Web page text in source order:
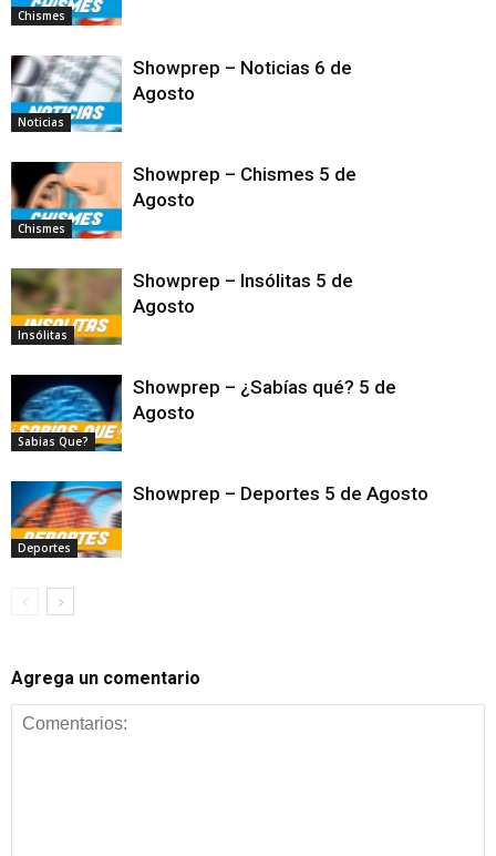
Chismes
Noticias
Showprep – Noticias 6 de
Agosto
Chismes
Showprep – Chismes 5 de
Agosto
Insólitas
Showprep – Insólitas 5 de
Agosto
Sabias Que?
Showprep – ¿Sabías qué? 5 de
Agosto
Deportes
Showprep – Deportes 5 de Agosto
Agrega un comentario